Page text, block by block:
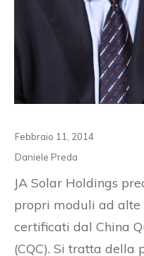
Febbraio 11, 2014
Daniele Preda
JA Solar Holdings
propri moduli ad alte
certificati dal China
(CQC). Si tratta della